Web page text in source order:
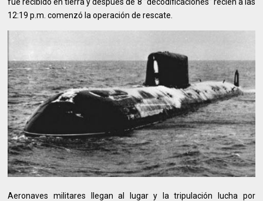
12:19 p.m. comenzó la operación de rescate.
Aeronaves militares llegan al lugar y la tripulación lucha por